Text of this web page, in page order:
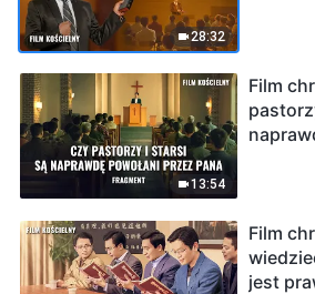
28:32
13:54
Film
Film
jest